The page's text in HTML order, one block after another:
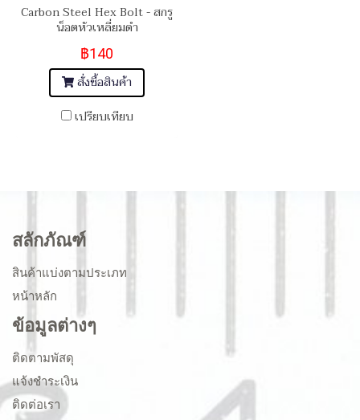
Carbon Steel Hex Bolt - สกรู
น็อตหัวเหลี่ยมดำ
M27x3.0x100
฿140
สั่งซื้อสินค้า
เปรียบเทียบ
สลักภัณฑ์
สินค้าแบ่งตามประเภท
หน้าหลัก
ข้อมูลต่างๆ
ติดตามพัสดุ
แจ้งชำระเงิน
ติดต่อเรา